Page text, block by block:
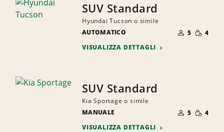
SUV Standard
Hyundai Tucson o simile
AUTOMATICO
DI
PERSONE
5 RIDOTTA
4
VISUALIZZA DETTAGLI
SUV Standard
Kia Sportage o simile
MANUALE
DI
PERSONE
5 RIDOTTA
4
VISUALIZZA DETTAGLI